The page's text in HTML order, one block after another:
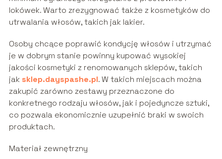
lokówek. Warto zrezygnować także z kosmetyków do
utrwalania włosów, takich jak lakier.
Osoby chcące poprawić kondycję włosów i utrzymać
je w dobrym stanie powinny kupować wysokiej
jakości kosmetyki z renomowanych sklepów, takich
jaksklep.dayspashe.pl. W takich miejscach można
zakupić zarówno zestawy przeznaczone do
konkretnego rodzaju włosów, jak i pojedyncze sztuki,
co pozwala ekonomicznie uzupełnić braki w swoich
produktach.
Materiał zewnętrzny